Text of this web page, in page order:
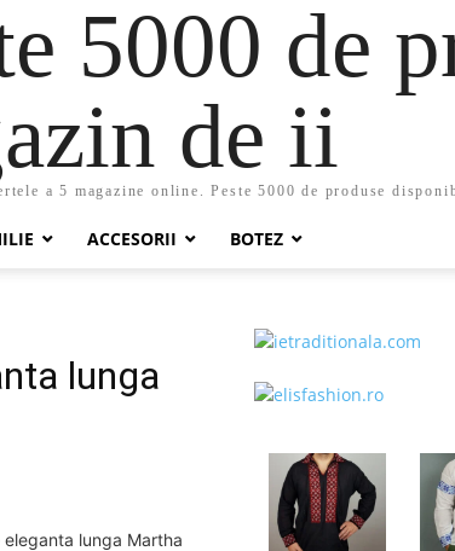
5000 de
de ii
a 5 magazine online. Peste 5000 de produse
ACCESORII BOTEZ
lunga
lunga Martha